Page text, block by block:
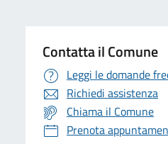
Contatta il Comune
Leggi le domande
Richiedi assistenza
Chiama il Comune
Prenota